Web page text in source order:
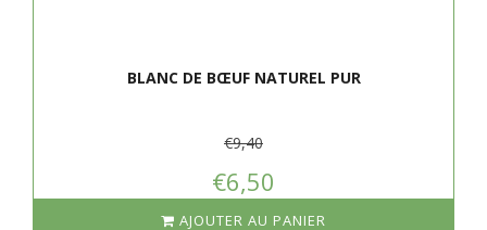
BLANC DE BŒUF NATUREL PUR
€9,40
€6,50
AJOUTER AU PANIER